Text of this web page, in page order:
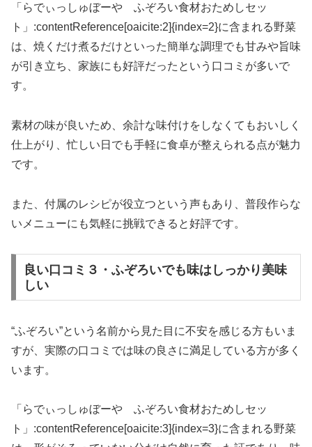
「らでぃっしゅぼーや ふぞろい食材おためしセッ
ト」:contentReference[oaicite:2]{index=2}に含まれる野菜
は、焼くだけ煮るだけといった簡単な調理でも甘みや旨味
が引き立ち、家族にも好評だったという口コミが多いで
す。
素材の味が良いため、余計な味付けをしなくてもおいしく
仕上がり、忙しい日でも手軽に食卓が整えられる点が魅力
です。
また、付属のレシピが役立つという声もあり、普段作らな
いメニューにも気軽に挑戦できると好評です。
良い口コミ３・ふぞろいでも味はしっかり美味
しい
“ふぞろい”という名前から見た目に不安を感じる方もいま
すが、実際の口コミでは味の良さに満足している方が多く
います。
「らでぃっしゅぼーや ふぞろい食材おためしセッ
ト」:contentReference[oaicite:3]{index=3}に含まれる野菜